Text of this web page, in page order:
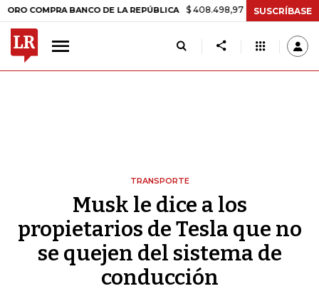
BANCO DE LA REPÚBLICA $ 408.498,97 +$ 8.753,81 +2,19%
SUSCRÍBASE
TRANSPORTE
Musk le dice a los
propietarios de Tesla que no
se quejen del sistema de
conducción